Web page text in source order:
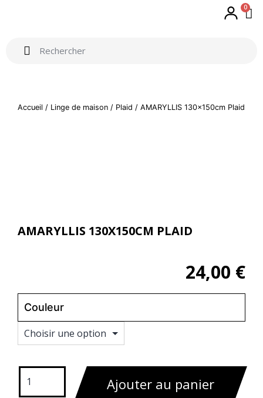
0
Accueil / Linge de maison / Plaid / AMARYLLIS 130x150cm Plaid
AMARYLLIS 130X150CM PLAID
24,00 €
Couleur
Ajouter au panier